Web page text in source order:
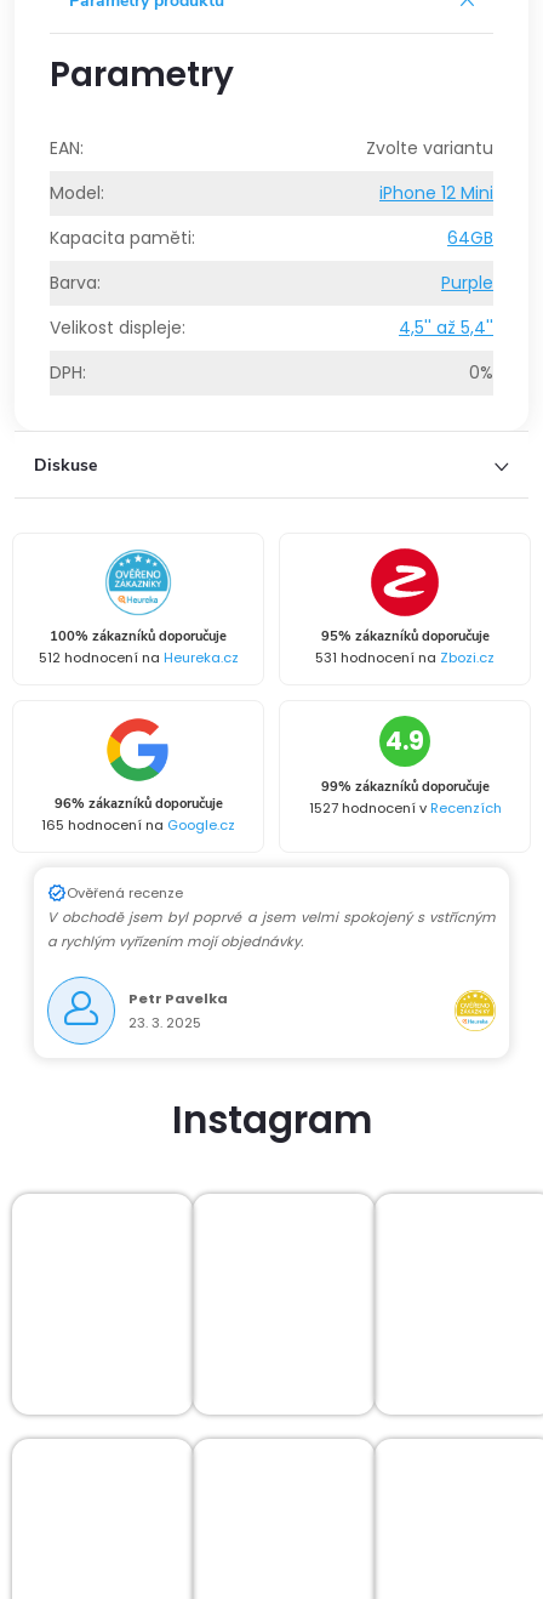
Parametry
EAN:
Zvolte variantu
Model:
iPhone 12 Mini
Kapacita paměti:
64GB
Barva:
Purple
Velikost displeje:
4,5'' až 5,4''
DPH: 0%
Diskuse
100% zákazníků doporučuje
512 hodnocení na Heureka.cz
95% zákazníků doporučuje
531 hodnocení na Zbozi.cz
96% zákazníků doporučuje
165 hodnocení na Google.cz
4.9
99% zákazníků doporučuje
1527 hodnocení vRecenzích
Ověřená recenze
V obchodě jsem byl poprvé a jsem velmi spokojený s vstřícným
a rychlým vyřízením mojí objednávky.
Petr Pavelka
23. 3. 2025
Instagram